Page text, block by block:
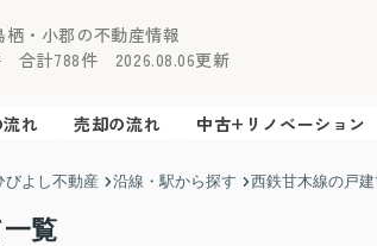
栖・小郡の不動産情報
合計788件 2026.08.06更新
れ 売却の流れ 中古+リノベーション
びよし不動産 沿線・駅から探す 西鉄甘木線の戸
覧